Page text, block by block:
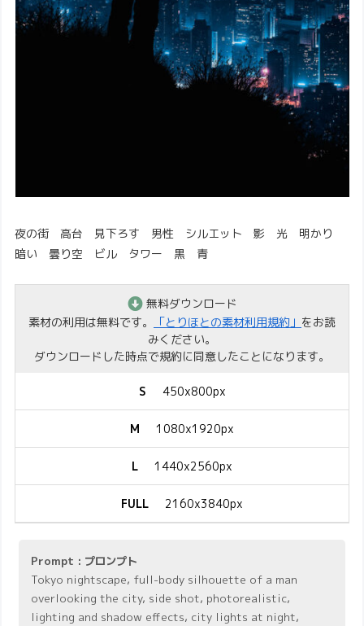
夜の街 高台 見下ろす 男性 シルエット 影 光 明かり
暗い 曇り空 ビル タワー 黒 青
無料ダウンロード
素材の利用は無料です。
「とりほとの素材利用規約」 をお読
みください。
ダウンロードした時点で規約に同意したことになります。
S 450x800px
M 1080x1920px
L 1440x2560px
FULL 2160x3840px
Prompt : プロンプト
Tokyo nightscape, full-body silhouette of a man
overlooking the city, side shot, photorealistic,
lighting and shadow effects, city lights at night,